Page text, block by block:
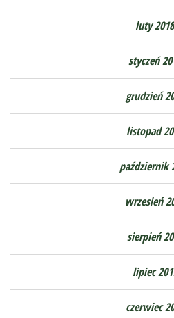
luty 2018
styczeń
grudzień
listopad
październik
wrzesień
sierpień
lipiec
czerwiec